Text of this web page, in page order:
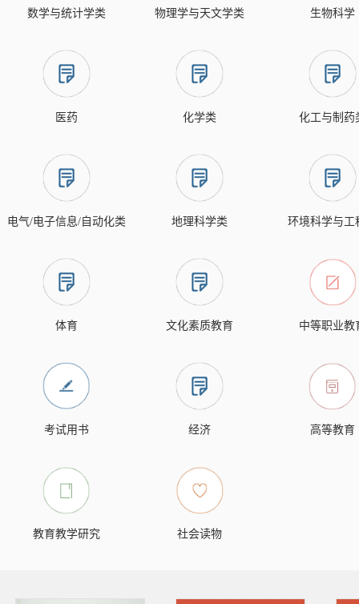
数学与统计学类 物理学与天文学类 生物科学
医药 化学类 化工与制药
电气/电子信息/自动化类 地理科学类 环境科学与工
体育 文化素质教育 中等职业教
考试用书 经济 高等教育
教育教学研究 社会读物